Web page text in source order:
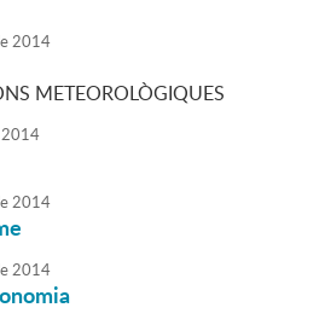
2014
METEOROLÒGIQUES
2014
2014
2014